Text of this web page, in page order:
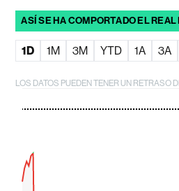
ASÍ SE HA COMPORTADO EL
1D 1M 3M YTD 1A 3A
LOS DATOS PUEDEN TENER UN RETRASO